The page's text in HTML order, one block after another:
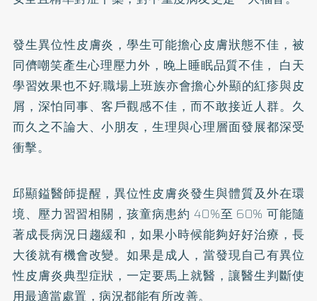
發生異位性皮膚炎，學生可能擔心皮膚狀態不佳，被
同儕嘲笑產生心理壓力外，晚上睡眠品質不佳， 白天
學習效果也不好;職場上班族亦會擔心外顯的紅疹與皮
屑，深怕同事、客戶觀感不佳，而不敢接近人群。久
而久之不論大、小朋友，生理與心理層面發展都深受
衝擊。
邱顯鎰醫師提醒，異位性皮膚炎發生與體質及外在環
境、壓力習習相關，孩童病患約 40%至 60% 可能隨
著成長病況日趨緩和，如果小時候能夠好好治療，長
大後就有機會改變。如果是成人，當發現自己有異位
性皮膚炎典型症狀，一定要馬上就醫，讓醫生判斷使
用最適當處置，病況都能有所改善。